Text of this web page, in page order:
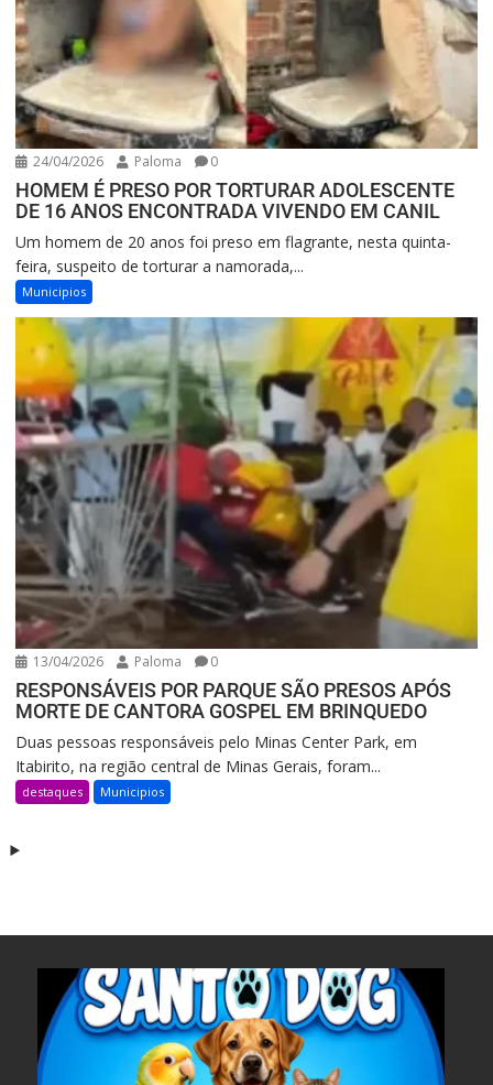
24/04/2026 Paloma 0
HOMEM É PRESO POR TORTURAR ADOLESCENTE
DE 16 ANOS ENCONTRADA VIVENDO EM CANIL
Um homem de 20 anos foi preso em flagrante, nesta quinta-
feira, suspeito de torturar a namorada,...
Municipios
13/04/2026 Paloma 0
RESPONSÁVEIS POR PARQUE SÃO PRESOS APÓS
MORTE DE CANTORA GOSPEL EM BRINQUEDO
Duas pessoas responsáveis pelo Minas Center Park, em
Itabirito, na região central de Minas Gerais, foram...
destaques Municipios